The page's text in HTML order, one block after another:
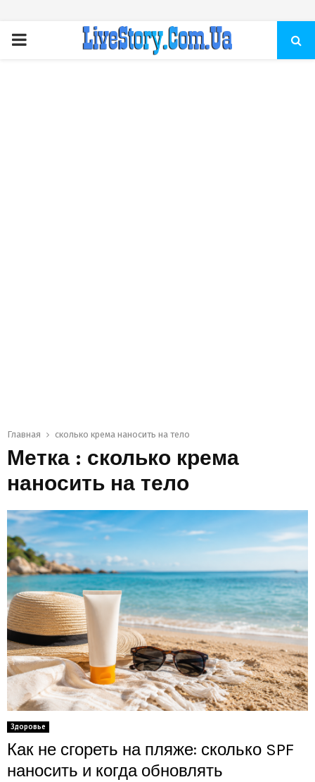
ПЕРВИЧНОЕ
Главная сколько крема наносить на тело
Метка : сколько крема
наносить на тело
Здоровье
Как не сгореть на пляже: сколько SPF
наносить и когда обновлять